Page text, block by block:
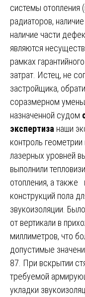
системы отопления
радиаторов,
наличие части
являются
рамках
затрат. Истец, не
застройщика,
соразмерном
назначенной судом
экспертиза наши
контроль
лазерных уровней
выполнили
отопления, а также
конструкций пола
звукоизоляции.
от вертикали в
миллиметров, что
допустимые
87. При вскрытии
требуемой
укладки